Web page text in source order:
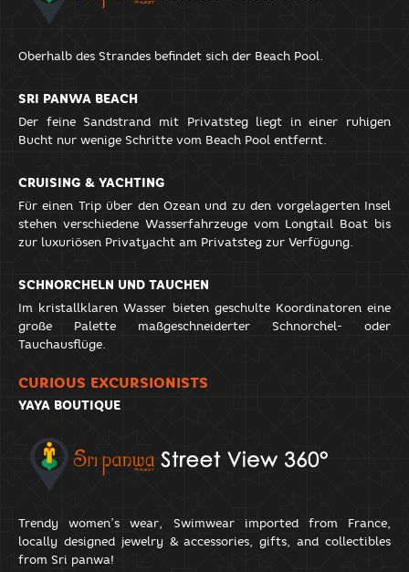
Oberhalb des Strandes befindet sich der Beach Pool.
SRI PANWA BEACH
Der feine Sandstrand mit Privatsteg liegt in einer ruhigen
Bucht nur wenige Schritte vom Beach Pool entfernt.
CRUISING & YACHTING
Für einen Trip über den Ozean und zu den vorgelagerten Insel
stehen verschiedene Wasserfahrzeuge vom Longtail Boat bis
zur luxuriösen Privatyacht am Privatsteg zur Verfügung.
SCHNORCHELN UND TAUCHEN
Im kristallklaren Wasser bieten geschulte Koordinatoren eine
große Palette maßgeschneiderter Schnorchel- oder
Tauchausflüge.
CURIOUS EXCURSIONISTS
YAYA BOUTIQUE
Trendy women’s wear, Swimwear imported from France,
locally designed jewelry & accessories, gifts, and collectibles
from Sri panwa!